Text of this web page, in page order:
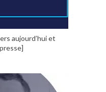
aujourd’hui et